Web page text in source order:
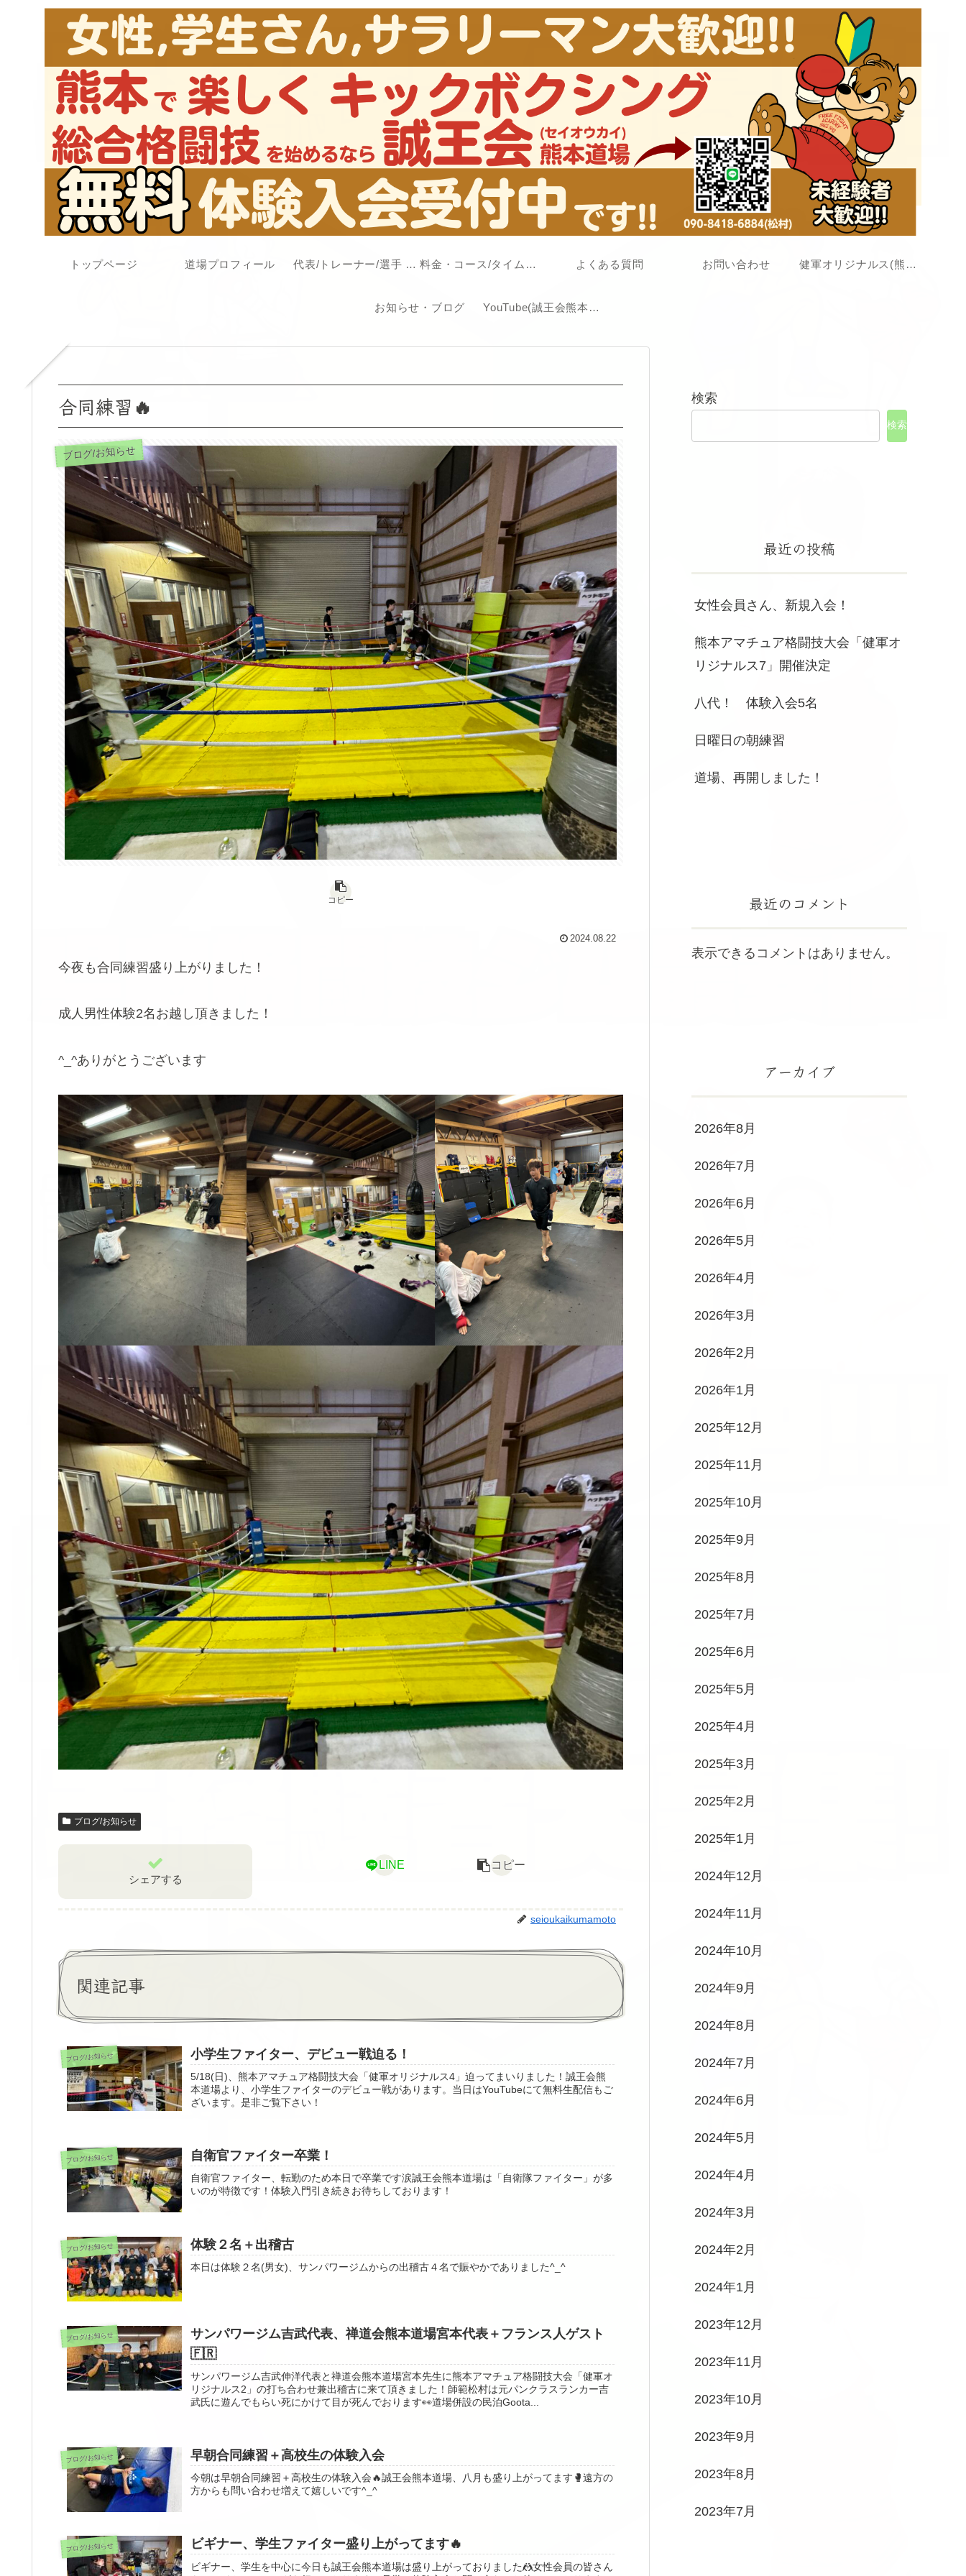
トップページ 道場プロフィール 代表/トレーナー/選手 紹介 料金・コース/タイムスケジュール よくある質問 お問い合わせ 健軍オリジナルス(熊本アマチュア格闘技大会)
お知らせ・ブログ YouTube(誠王会熊本道場チャンネル)
合同練習🔥
ブログ/お知らせ
コピー
2024.08.22
今夜も合同練習盛り上がりました！
成人男性体験2名お越し頂きました！
^_^ありがとうございます
ブログ/お知らせ
シェアする
LINE コピー
seioukaikumamoto
関連記事
ブログ/お知らせ 小学生ファイター、デビュー戦迫る！
5/18(日)、熊本アマチュア格闘技大会「健軍オリジナルス4」迫ってまいりました！誠王会熊
本道場より、小学生ファイターのデビュー戦があります。当日はYouTubeにて無料生配信もご
ざいます。是非ご覧下さい！
ブログ/お知らせ 自衛官ファイター卒業！
自衛官ファイター、転勤のため本日で卒業です涙誠王会熊本道場は「自衛隊ファイター」が多
いのが特徴です！体験入門引き続きお待ちしております！
ブログ/お知らせ 体験２名＋出稽古
本日は体験２名(男女)、サンパワージムからの出稽古４名で賑やかでありました^_^
ブログ/お知らせ
サンパワージム吉武代表、禅道会熊本道場宮本代表＋フランス人ゲスト
🇫🇷
サンパワージム吉武伸洋代表と禅道会熊本道場宮本先生に熊本アマチュア格闘技大会「健軍オ
リジナルス2」の打ち合わせ兼出稽古に来て頂きました！師範松村は元パンクラスランカー吉
武氏に遊んでもらい死にかけて目が死んでおります👀道場併設の民泊Goota...
ブログ/お知らせ 早朝合同練習＋高校生の体験入会
今朝は早朝合同練習＋高校生の体験入会🔥誠王会熊本道場、八月も盛り上がってます🥊遠方の
方からも問い合わせ増えて嬉しいです^_^
ブログ/お知らせ ビギナー、学生ファイター盛り上がってます🔥
ビギナー、学生を中心に今日も誠王会熊本道場は盛り上がっておりました🤼女性会員の皆さん
検索
検索
最近の投稿
女性会員さん、新規入会！
熊本アマチュア格闘技大会「健軍オ
リジナルス7」開催決定
八代！ 体験入会5名
日曜日の朝練習
道場、再開しました！
最近のコメント
表示できるコメントはありません。
アーカイブ
2026年8月
2026年7月
2026年6月
2026年5月
2026年4月
2026年3月
2026年2月
2026年1月
2025年12月
2025年11月
2025年10月
2025年9月
2025年8月
2025年7月
2025年6月
2025年5月
2025年4月
2025年3月
2025年2月
2025年1月
2024年12月
2024年11月
2024年10月
2024年9月
2024年8月
2024年7月
2024年6月
2024年5月
2024年4月
2024年3月
2024年2月
2024年1月
2023年12月
2023年11月
2023年10月
2023年9月
2023年8月
2023年7月